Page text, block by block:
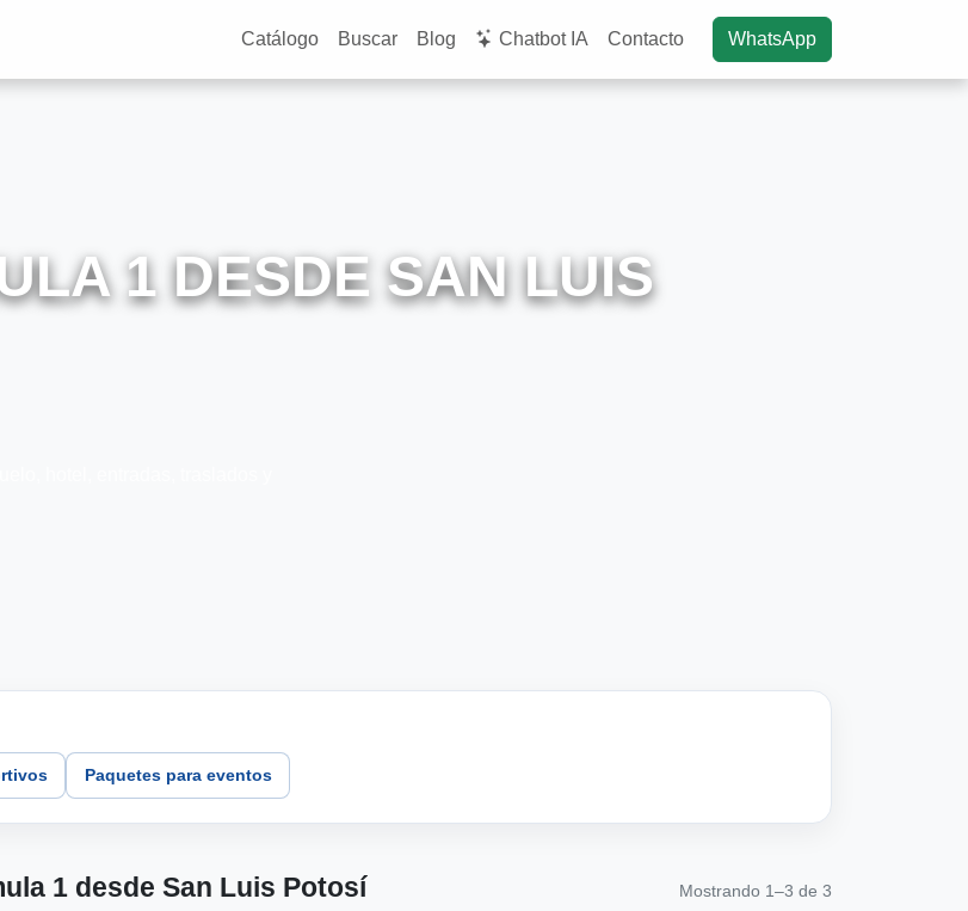
Catálogo Buscar Blog Chatbot IA Contacto WhatsApp
1 DESDE SAN LUIS
Paquetes para eventos
1 desde San Luis Potosí Mostrando 1–3 de 3